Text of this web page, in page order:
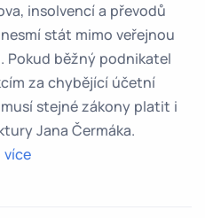
insolvencí a převodů
stát mimo veřejnou
Pokud běžný podnikatel
za chybějící účetní
stejné zákony platit i
Jana Čermáka.
více